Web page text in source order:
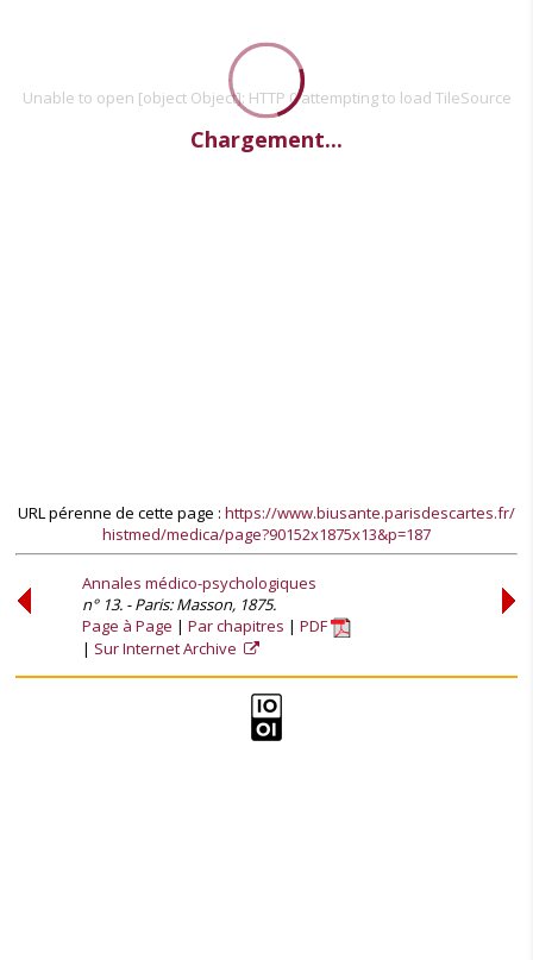
Unable to open [object Object]: HTTP 0 attempting to load TileSource
Chargement...
URL pérenne de cette page : https://www.biusante.parisdescartes.fr/
histmed/medica/page?90152x1875x13&p=187
Annales médico-psychologiques
n° 13. - Paris: Masson, 1875.
Page à Page
Par chapitres
PDF
Sur Internet Archive